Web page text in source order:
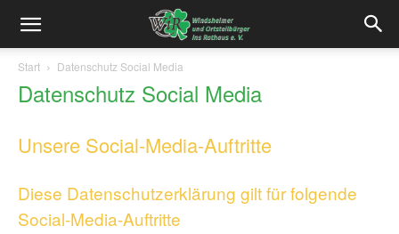
Start Datenschutz Social Media
Datenschutz Social Media
Unsere Social-Media-Auftritte
Diese Datenschutzerklärung gilt für folgende
Social-Media-Auftritte